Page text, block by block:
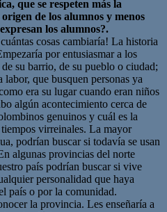
que se respeten más la
de los alumnos y menos
los alumnos?.
cosas cambiaría! La historia
por entusiasmar a los
su barrio, de su pueblo o ciudad;
labor, que busquen personas ya
era su lugar cuando eran niños
algún acontecimiento cerca de
genuinos y cuál es la
virreinales. La mayor
podrían buscar si todavía se usan
algunas provincias del norte
país podrían buscar si vive
personalidad que haya
país o por la comunidad.
la provincia. Les enseñaría a